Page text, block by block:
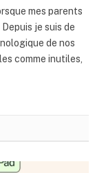
mes parents
je suis de
de nos
comme inutiles,